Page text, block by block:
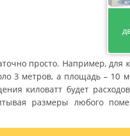
просто. Например, для
3 метров, а площадь – 10
киловатт будет
размеры любого